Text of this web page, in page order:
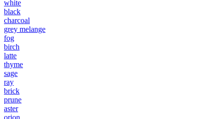
white
black
charcoal
grey melange
fog
birch
latte
thyme
sage
ray
brick
prune
aster